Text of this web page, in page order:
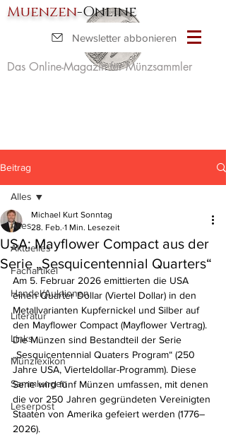
Muenzen-Online
Das Online-Magazin für Münzsammler
Newsletter abbonieren
Beitrag
Alles
Aktuelles
Fachartikel
Handel/Auktionen
Literatur
Links
Münzlexikon
Sammlungen
Leserpost
Alles
USA: Mayflower Compact aus der
Serie „Sesquicentennial Quarters“
Michael Kurt Sonntag
28. Feb. 1 Min. Lesezeit
Am 5. Februar 2026 emittierten die USA
einen Quarter Dollar (Viertel Dollar) in den
Metallvarianten Kupfernickel und Silber auf
den Mayflower Compact (Mayflower Vertrag).
Die Münzen sind Bestandteil der Serie
„Sesquicentennial Quaters Program“ (250
Jahre USA, Vierteldollar-Programm). Diese
Serie wird fünf Münzen umfassen, mit denen
die vor 250 Jahren gegründeten Vereinigten
Staaten von Amerika gefeiert werden (1776–
2026).